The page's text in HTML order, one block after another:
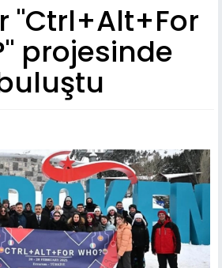
"Ctrl+Alt+For
projesinde